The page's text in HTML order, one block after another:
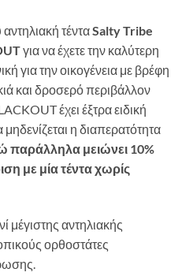
τένταSalty Tribe
για να έχετε την καλύτερη
για την οικογένεια με βρέφη
και δροσερό περιβάλλον
έχει έξτρα ειδική
η διαπερατότητα
παράλληλα μειώνει 10%
με μία τέντα χωρίς
μέγιστης αντηλιακής
ορθοστάτες